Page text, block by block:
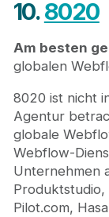
10.8020
Am besten
globalen
8020 ist nicht
Agentur
globale
Webflow-
Unternehmen
Produktstudio,
Pilot.com,